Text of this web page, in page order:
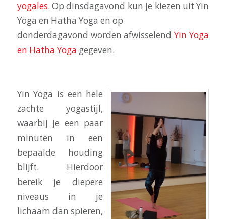
yogales. Op dinsdagavond kun je kiezen uit Yin
Yoga en Hatha Yoga en op
donderdagavond worden afwisselendYin Yoga
en Hatha Yoga gegeven.
Yin Yoga is een hele
zachte yogastijl,
waarbij je een paar
minuten in een
bepaalde houding
blijft. Hierdoor
bereik je diepere
niveaus in je
lichaam dan spieren,